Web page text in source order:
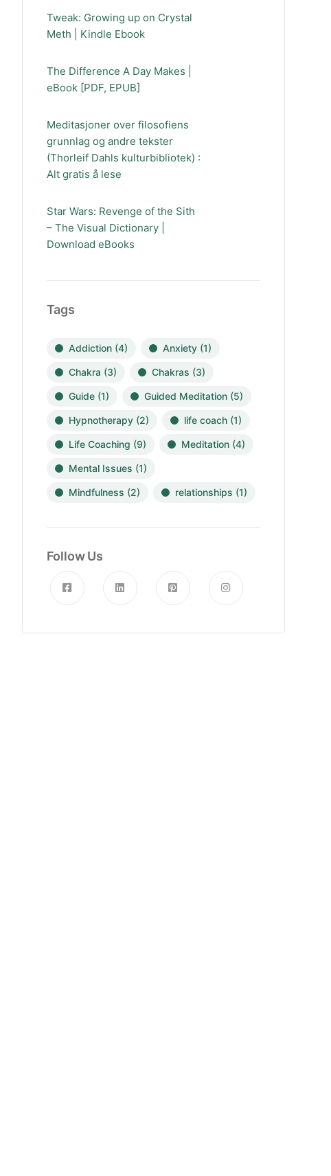
Tweak: Growing up on Crystal
Meth | Kindle Ebook
The Difference A Day Makes |
eBook [PDF, EPUB]
Meditasjoner over filosofiens
grunnlag og andre tekster
(Thorleif Dahls kulturbibliotek) :
Alt gratis å lese
Star Wars: Revenge of the Sith
– The Visual Dictionary |
Download eBooks
Tags
Addiction(4) Anxiety(1)
Chakra (3) Chakras (3)
Guide(1) Guided Meditation(5)
Hypnotherapy(2) life coach(1)
Life Coaching (9) Meditation(4)
Mental Issues (1)
Mindfulness (2) relationships (1)
Follow Us